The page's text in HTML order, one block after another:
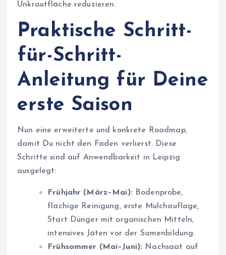
Unkrautfläche reduzieren.
Praktische Schritt-
für-Schritt-
Anleitung für Deine
erste Saison
Nun eine erweiterte und konkrete Roadmap,
damit Du nicht den Faden verlierst. Diese
Schritte sind auf Anwendbarkeit in Leipzig
ausgelegt:
Frühjahr (März–Mai): Bodenprobe,
flächige Reinigung, erste Mulchauflage,
Start Dünger mit organischen Mitteln,
intensives Jäten vor der Samenbildung.
Frühsommer (Mai–Juni): Nachsaat auf